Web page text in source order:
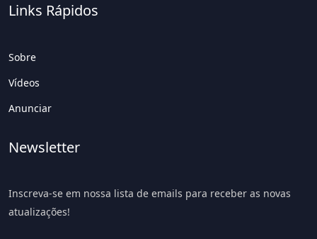
Links Rápidos
Sobre
Vídeos
Anunciar
Newsletter
Inscreva-se em nossa lista de emails para receber as novas
atualizações!